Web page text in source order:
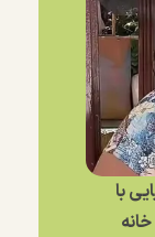
کلمبیایی با